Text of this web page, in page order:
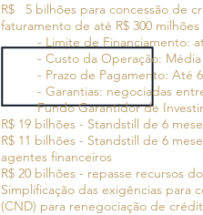
R$ 5 bilhões para concessão de
faturamento de até R$ 300
- Limite de Financiamento:
- Custo da Operação: Média
- Prazo de Pagamento: Até
- Garantias: negociadas
Fundo Garantidor de
R$ 19 bilhões - Standstill de 6
R$ 11 bilhões - Standstill de 6
agentes financeiros
R$ 20 bilhões - repasse recursos
Simplificação das exigências
(CND) para renegociação de